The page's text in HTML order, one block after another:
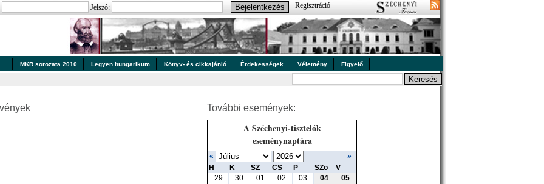
Jelszó: Regisztráció
MKR sorozata 2010 Legyen hungarikum Könyv- és cikkajánló Érdekességek Vélemény Figyelő
További események:
A Széchenyi-tisztelők
eseménynaptára
«
»
H
K SZ CS P SZo
V
29
30 01 02 03 04
05